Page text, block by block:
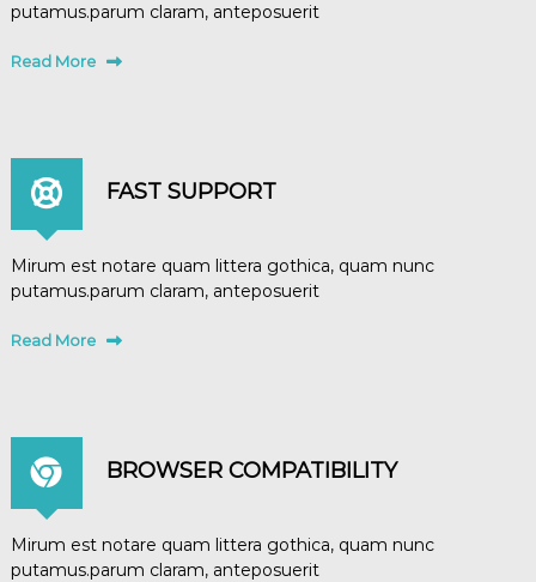
putamus.parum claram, anteposuerit
Read More
FAST SUPPORT
Mirum est notare quam littera gothica, quam nunc
putamus.parum claram, anteposuerit
Read More
BROWSER COMPATIBILITY
Mirum est notare quam littera gothica, quam nunc
putamus.parum claram, anteposuerit